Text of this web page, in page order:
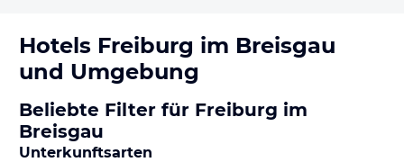
Hotels Freiburg im Breisgau
und Umgebung
Beliebte Filter für Freiburg im
Breisgau
Unterkunftsarten